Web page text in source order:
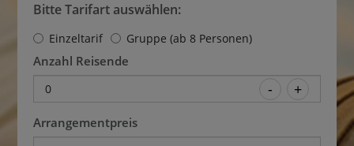
Bitte Tarifart auswählen:
Einzeltarif Gruppe (ab 8 Personen)
Anzahl Reisende
0
Arrangementpreis